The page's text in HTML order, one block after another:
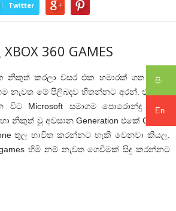
සිං
En
Twitter
360 GAMES
නිකුත් කරලා වසර එක හමාරක් ගත වෙලා
නැවත මේ පිලිබදව හිතන්නට අරන්. ඒ අනුව
Microsoft සමාගම පොරොන්දු වෙලා
නිකුත් වූ අවසාන Generation එකේ Games
තුල භාවිත කරන්නට හැකි වෙනවා කියල.
හිමි නම් නැවත ගෙවීමක් සිදු කරන්නට